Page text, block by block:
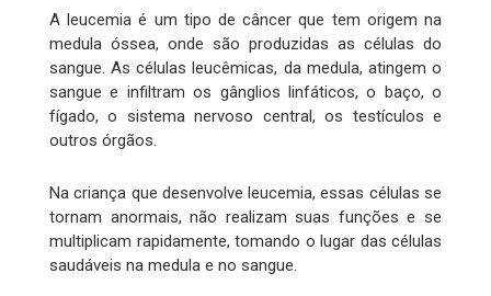
A leucemia é um tipo de câncer que tem origem na
medula óssea, onde são produzidas as células do
sangue. As células leucêmicas, da medula, atingem o
sangue e infiltram os gânglios linfáticos, o baço, o
fígado, o sistema nervoso central, os testículos e
outros órgãos.
Na criança que desenvolve leucemia, essas células se
tornam anormais, não realizam suas funções e se
multiplicam rapidamente, tomando o lugar das células
saudáveis na medula e no sangue.